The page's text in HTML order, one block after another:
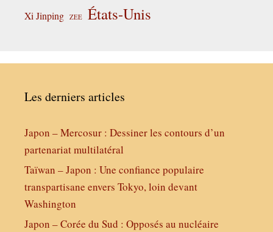
Xi Jinping ZEE États-Unis
Les derniers articles
Japon – Mercosur : Dessiner les contours d’un
partenariat multilatéral
Taïwan – Japon : Une confiance populaire
transpartisane envers Tokyo, loin devant
Washington
Japon – Corée du Sud : Opposés au nucléaire